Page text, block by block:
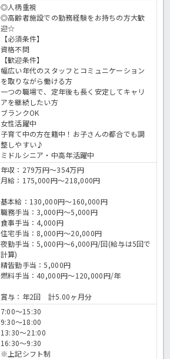
◎人柄重視
◎高齢者施設での勤務経験をお持ちの方大歓
迎☆
【必須条件】
資格不問
【歓迎条件】
幅広い年代のスタッフとコミュニケーション
を取りながら働ける方
一つの職場で、定年後も長く安定してキャリ
アを継続したい方
ブランクOK
女性活躍中
子育て中の方在籍中！お子さんの都合でも調
整しやすい♪
ミドルシニア・中高年活躍中
年収：279万円～354万円
月給：175,000円～218,000円
基本給：130,000円～160,000円
職務手当：3,000円～5,000円
食事手当：4,000円
住宅手当：8,000円～20,000円
夜勤手当：5,000円～6,000円/回(給与は5回で
計算)
精皆勤手当：5,000円
燃料手当：40,000円～120,000円/年
賞与：年2回 計5.00ヶ月分
7:00～15:30
9:30～18:00
13:30～21:00
16:30～9:30
※上記シフト制